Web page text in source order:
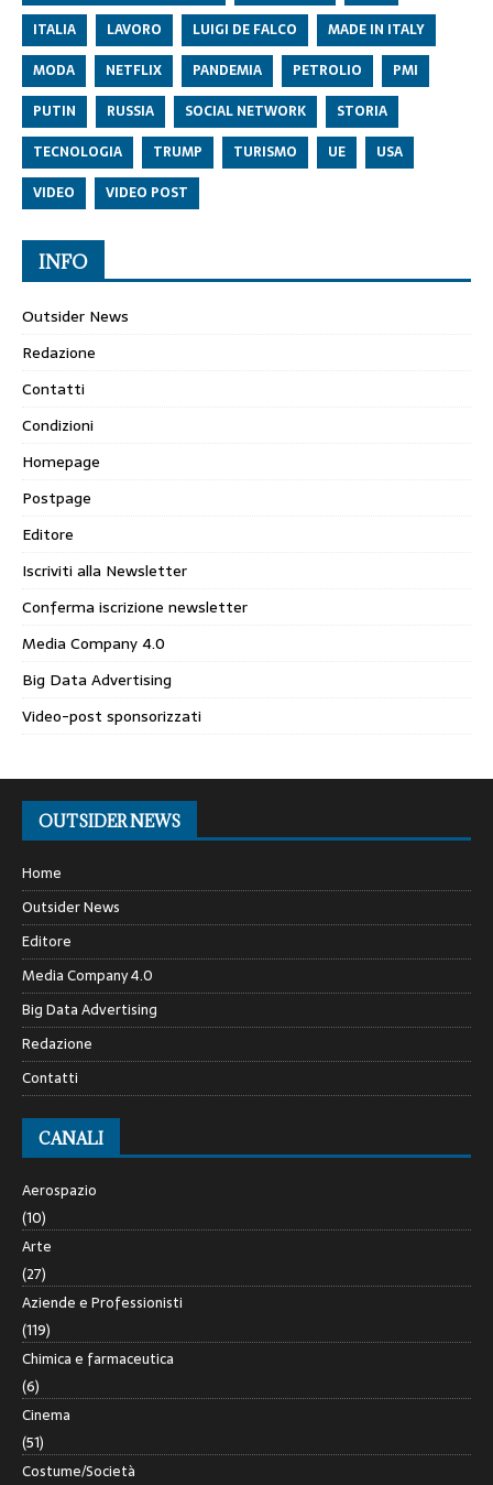
ITALIA
LAVORO LUIGI DE FALCO
MADE IN ITALY
MODA
NETFLIX PANDEMIA PETROLIO
PMI
PUTIN
RUSSIA SOCIAL NETWORK
STORIA
TECNOLOGIA
TRUMP TURISMO UE
USA
VIDEO
VIDEO POST
INFO
Outsider News
Redazione
Contatti
Condizioni
Homepage
Postpage
Editore
Iscriviti alla Newsletter
Conferma iscrizione newsletter
Media Company 4.0
Big Data Advertising
Video-post sponsorizzati
OUTSIDER NEWS
Home
Outsider News
Editore
Media Company 4.0
Big Data Advertising
Redazione
Contatti
CANALI
Aerospazio
(10)
Arte
(27)
Aziende e Professionisti
(119)
Chimica e farmaceutica
(6)
Cinema
(51)
Costume/Società